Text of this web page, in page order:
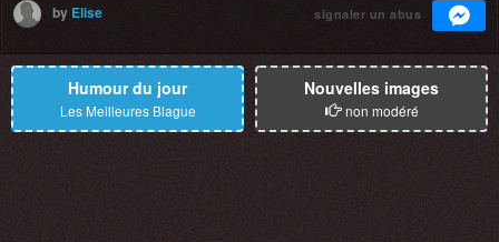
by Elise signaler un abus
Humour du jour
Les Meilleures Blague
Nouvelles images
non modéré